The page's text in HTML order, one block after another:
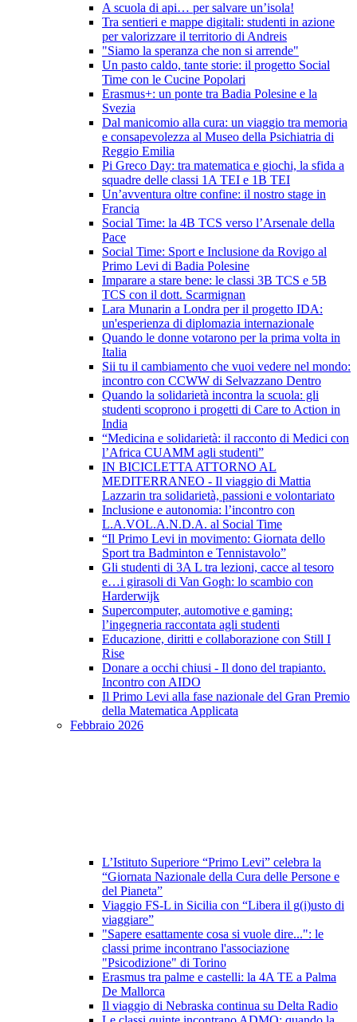
A scuola di api… per salvare un’isola!
Tra sentieri e mappe digitali: studenti in azione
per valorizzare il territorio di Andreis
"Siamo la speranza che non si arrende"
Un pasto caldo, tante storie: il progetto Social
Time con le Cucine Popolari
Erasmus+: un ponte tra Badia Polesine e la
Svezia
Dal manicomio alla cura: un viaggio tra memoria
e consapevolezza al Museo della Psichiatria di
Reggio Emilia
Pi Greco Day: tra matematica e giochi, la sfida a
squadre delle classi 1A TEI e 1B TEI
Un’avventura oltre confine: il nostro stage in
Francia
Social Time: la 4B TCS verso l’Arsenale della
Pace
Social Time: Sport e Inclusione da Rovigo al
Primo Levi di Badia Polesine
Imparare a stare bene: le classi 3B TCS e 5B
TCS con il dott. Scarmignan
Lara Munarin a Londra per il progetto IDA:
un'esperienza di diplomazia internazionale
Quando le donne votarono per la prima volta in
Italia
Sii tu il cambiamento che vuoi vedere nel mondo:
incontro con CCWW di Selvazzano Dentro
Quando la solidarietà incontra la scuola: gli
studenti scoprono i progetti di Care to Action in
India
“Medicina e solidarietà: il racconto di Medici con
l’Africa CUAMM agli studenti”
IN BICICLETTA ATTORNO AL
MEDITERRANEO - Il viaggio di Mattia
Lazzarin tra solidarietà, passioni e volontariato
Inclusione e autonomia: l’incontro con
L.A.VOL.A.N.D.A. al Social Time
“Il Primo Levi in movimento: Giornata dello
Sport tra Badminton e Tennistavolo”
Gli studenti di 3A L tra lezioni, cacce al tesoro
e…i girasoli di Van Gogh: lo scambio con
Harderwijk
Supercomputer, automotive e gaming:
l’ingegneria raccontata agli studenti
Educazione, diritti e collaborazione con Still I
Rise
Donare a occhi chiusi - Il dono del trapianto.
Incontro con AIDO
Il Primo Levi alla fase nazionale del Gran Premio
della Matematica Applicata
Febbraio 2026
L’Istituto Superiore “Primo Levi” celebra la
“Giornata Nazionale della Cura delle Persone e
del Pianeta”
Viaggio FS-L in Sicilia con “Libera il g(i)usto di
viaggiare”
"Sapere esattamente cosa si vuole dire...": le
classi prime incontrano l'associazione
"Psicodizione" di Torino
Erasmus tra palme e castelli: la 4A TE a Palma
De Mallorca
Il viaggio di Nebraska continua su Delta Radio